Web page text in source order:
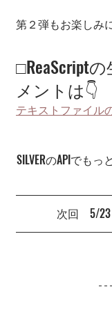
第２弾もお楽しみ
□ReaScript
メントは👇
テキストファイル
SILVERのAPIでも
次回　5/